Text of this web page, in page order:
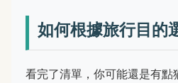
如何根據旅行目的
看完了清單，你可能還是有點